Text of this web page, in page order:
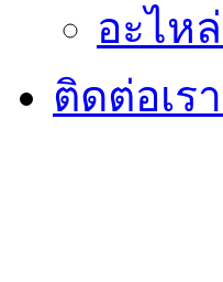
อะไห
ติดต่อเรา